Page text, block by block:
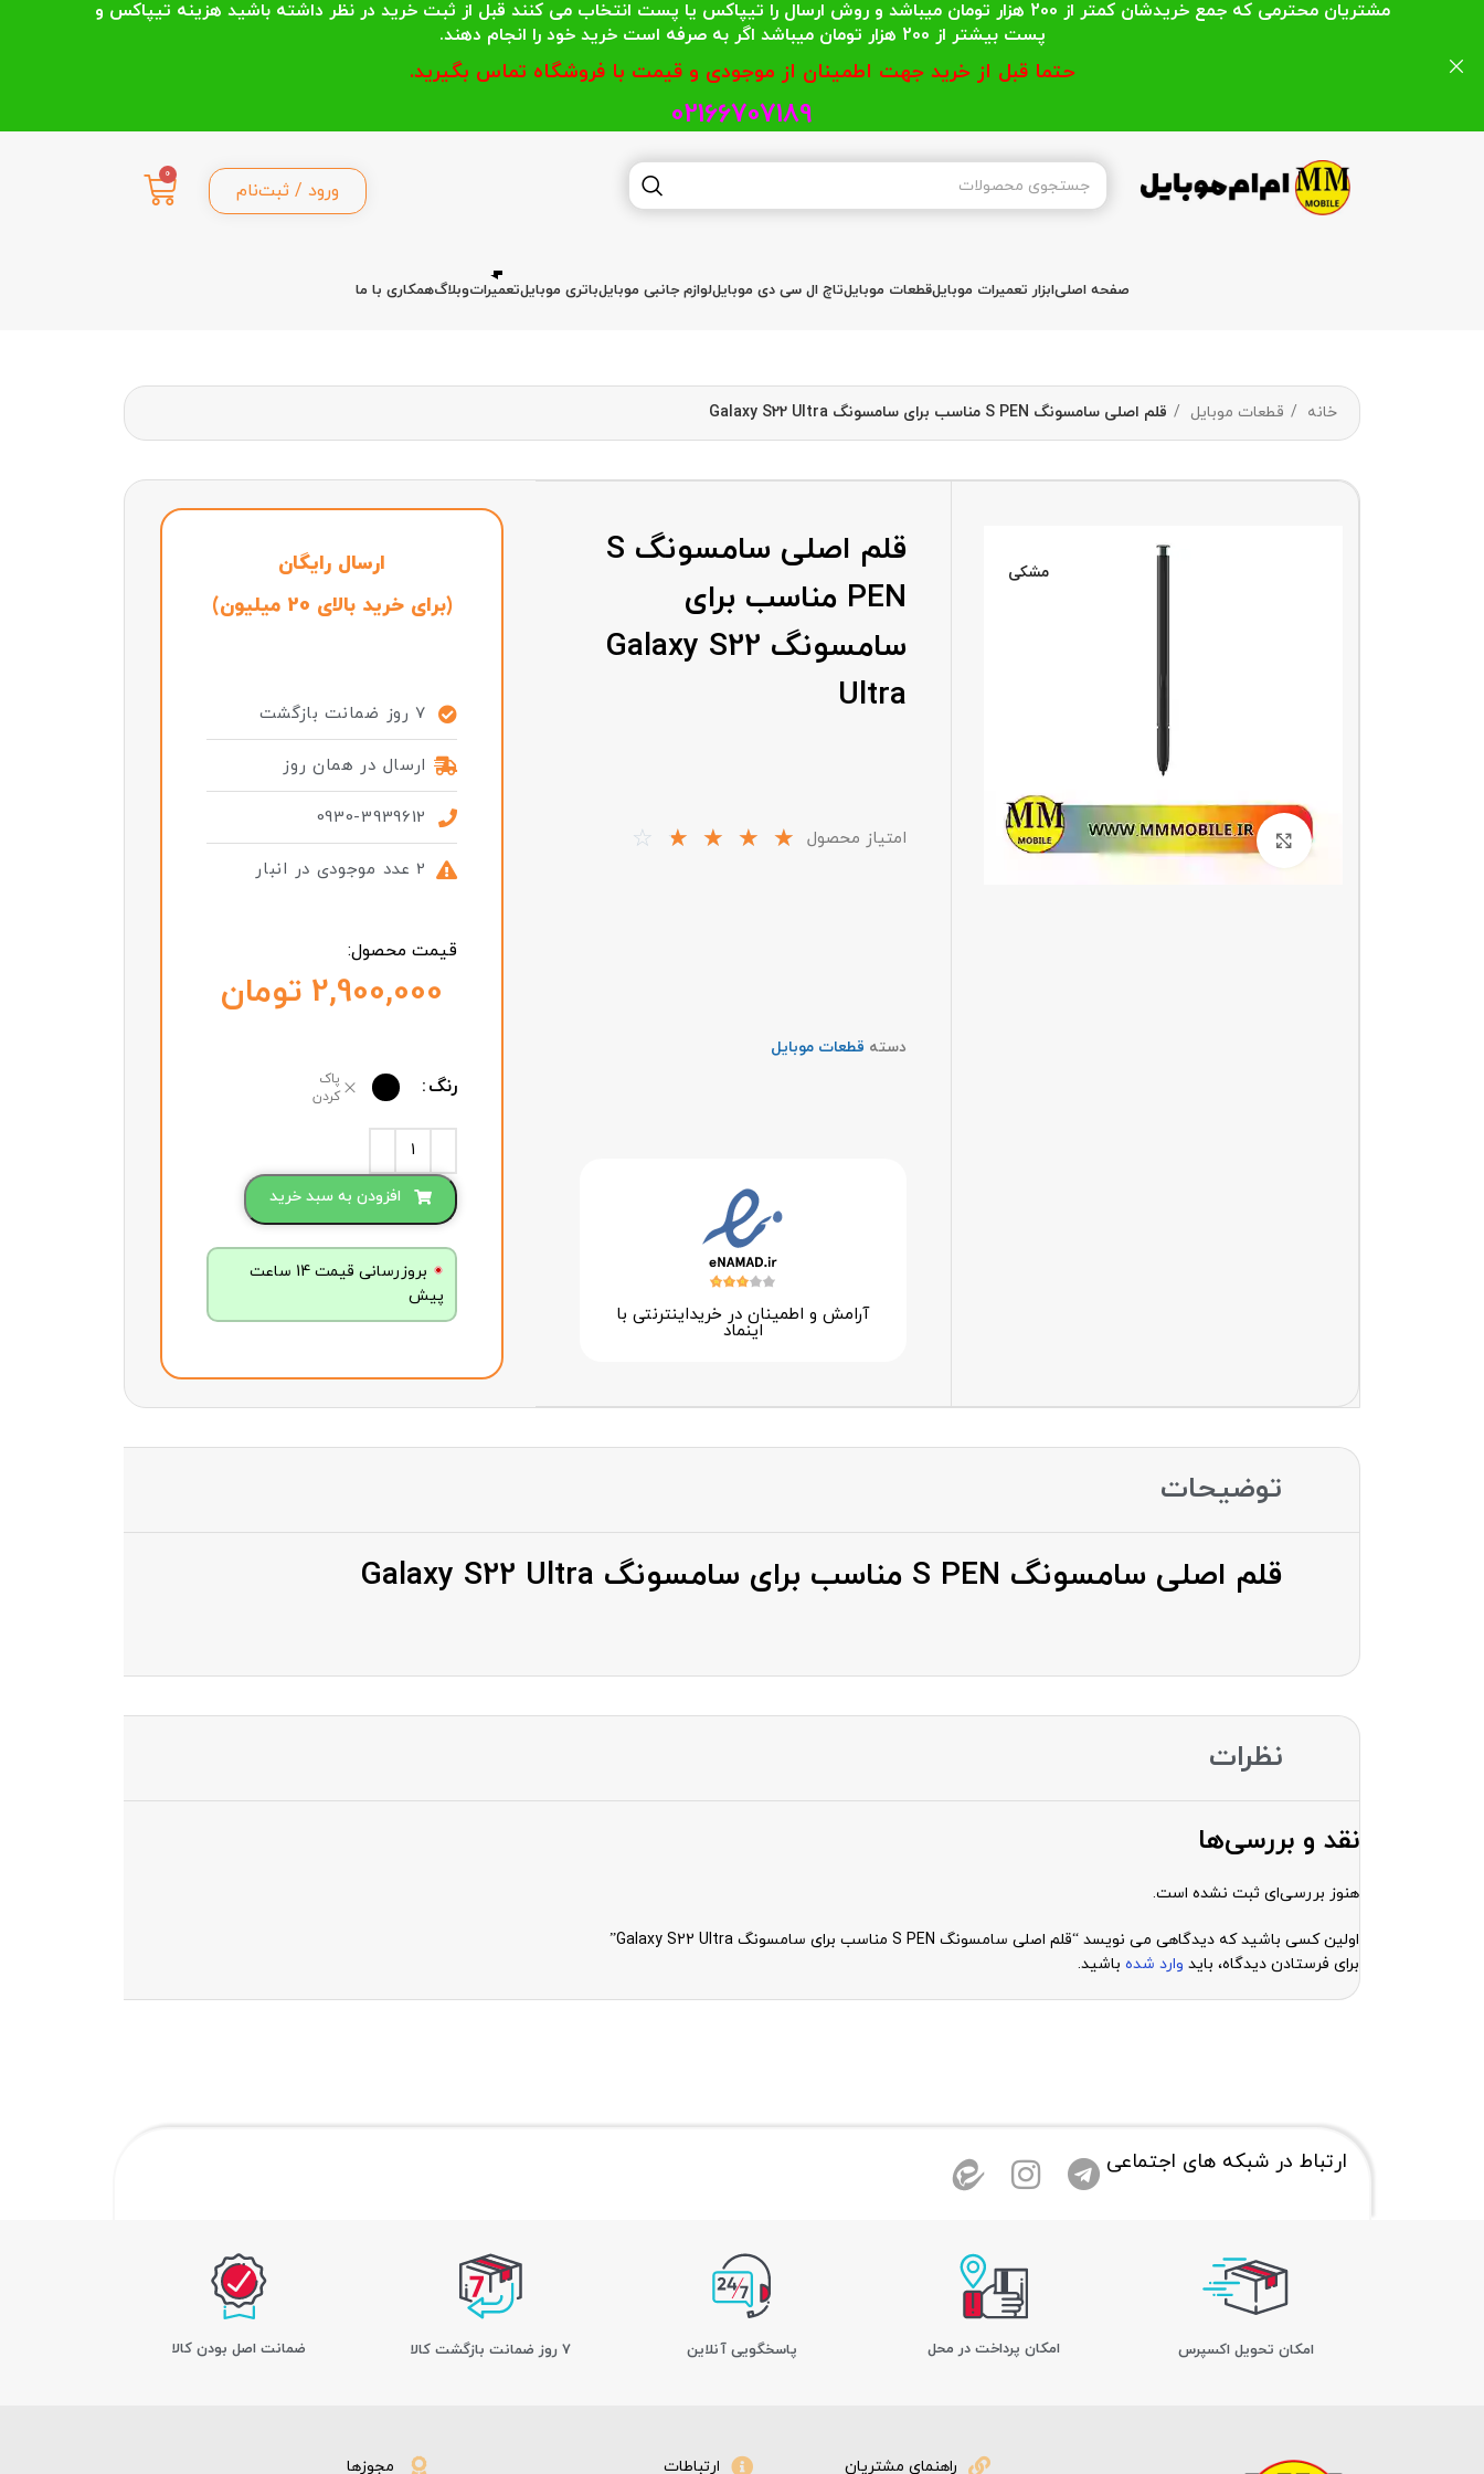
ورود / ثبت‌نام
0
صفحه اصلیابزار تعمیرات موبایلقطعات موبایلتاچ ال سی دی موبایللوازم جانبی موبایلباتری موبایلتعمیراتوبلاگهمکاری با ما
خانه قطعات موبایل قلم اصلی سامسونگ S PEN مناسب برای سامسونگ Galaxy S22 Ultra
مشکی
بزرگنمایی تصویر
قلم اصلی سامسونگ S
PEN مناسب برای
سامسونگ Galaxy S22
Ultra
امتیاز محصول ☆
☆
☆
☆
☆
دسته قطعات موبایل
آرامش و اطمینان در خرید‌اینترنتی با
اینماد
ارسال رایگان
(برای خرید بالای 20 میلیون)
7 روز ضمانت بازگشت
ارسال در همان روز
0930-3939612
2 عدد موجودی در انبار
قیمت محصول:
تومان
رنگ
پاک
کردن
افزودن به سبد خرید
بروزرسانی قیمت 14 ساعت
پیش
توضیحات
قلم اصلی سامسونگ S PEN مناسب برای سامسونگ Galaxy S22 Ultra
نظرات
نقد و بررسی‌ها
هنوز بررسی‌ای ثبت نشده است.
اولین کسی باشید که دیدگاهی می نویسد “قلم اصلی سامسونگ S PEN مناسب برای سامسونگ Galaxy S22 Ultra”
برای فرستادن دیدگاه، باید وارد شده باشید.
ارتباط در شبکه های اجتماعی
اﻣﮑﺎن ﺗﺤﻮﯾﻞ اﮐﺴﭙﺮس امکان پرداخت در محل پاسخگویی آنلاین 7 روز ضمانت بازگشت کالا ﺿﻤﺎﻧﺖ اﺻﻞ ﺑﻮدن ﮐﺎﻟﺎ
راهنمای مشتریان ارتباطات مجوزها
مشتریان محترمی که جمع خریدشان کمتر از 200 هزار تومان میباشد و روش ارسال را تیپاکس یا پست انتخاب می کنند قبل از ثبت خرید در نظر داشته باشید هزینه تیپاکس و
پست بیشتر از 200 هزار تومان میباشد اگر به صرفه است خرید خود را انجام دهند.
حتما قبل از خرید جهت اطمینان از موجودی و قیمت با فروشگاه تماس بگیرید.
02166707189